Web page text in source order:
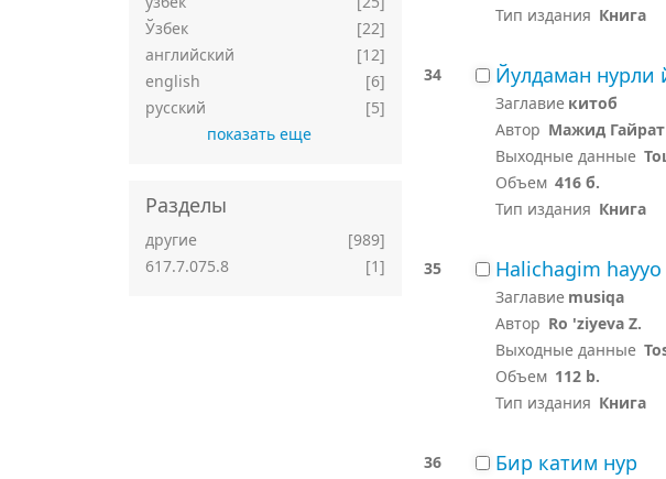
Ўзбек
[22]
английский
[12]
english
[6]
русский
[5]
показать еще
Разделы
другие
[989]
617.7.075.8
[1]
Тип издания Книга
34 Йулдаман нурли
Заглавие китоб
Автор Мажид Гайрат
Выходные данные
Объем 416 б.
Тип издания Книга
35 Halichagim
Заглавие musiqa
Автор Ro 'ziyeva Z.
Выходные данные
Объем 112 b.
Тип издания Книга
36 Бир катим нур